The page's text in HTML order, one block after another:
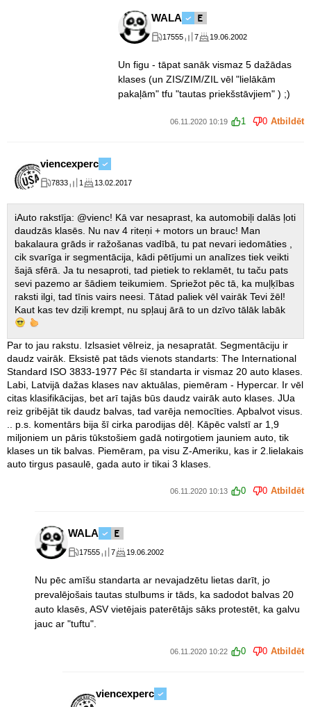
WALA
17555 7 19.06.2002
Un figu - tāpat sanāk vismaz 5 dažādas
klases (un ZIS/ZIM/ZIL vēl "lielākām
pakaļām" tfu "tautas priekšstāvjiem" ) ;)
06.11.2020 10:19 1 0 Atbildēt
viencexperc
7833 1 13.02.2017
iAuto rakstīja: @vienc! Kā var nesaprast, ka automobiļi dalās ļoti
daudzās klasēs. Nu nav 4 riteņi + motors un brauc! Man
bakalaura grāds ir ražošanas vadībā, tu pat nevari iedomāties ,
cik svarīga ir segmentācija, kādi pētījumi un analīzes tiek veikti
šajā sfērā. Ja tu nesaproti, tad pietiek to reklamēt, tu taču pats
sevi pazemo ar šādiem teikumiem. Spriežot pēc tā, ka muļķības
raksti ilgi, tad tīnis vairs neesi. Tātad paliek vēl vairāk Tevi žēl!
Kaut kas tev dziļi krempt, nu spļauj ārā to un dzīvo tālāk labāk
Par to jau rakstu. Izlsasiet vēlreiz, ja nesapratāt. Segmentāciju ir
daudz vairāk. Eksistē pat tāds vienots standarts: The International
Standard ISO 3833-1977 Pēc šī standarta ir vismaz 20 auto klases.
Labi, Latvijā dažas klases nav aktuālas, piemēram - Hypercar. Ir vēl
citas klasifikācijas, bet arī tajās būs daudz vairāk auto klases. JUa
reiz gribējāt tik daudz balvas, tad varēja nemocīties. Apbalvot visus.
.. p.s. komentārs bija šī cirka parodijas dēļ. Kāpēc valstī ar 1,9
miljoniem un pāris tūkstošiem gadā notirgotiem jauniem auto, tik
klases un tik balvas. Piemēram, pa visu Z-Ameriku, kas ir 2.lielakais
auto tirgus pasaulē, gada auto ir tikai 3 klases.
06.11.2020 10:13 0 0 Atbildēt
WALA
17555 7 19.06.2002
Nu pēc amīšu standarta ar nevajadzētu lietas darīt, jo
prevalējošais tautas stulbums ir tāds, ka sadodot balvas 20
auto klasēs, ASV vietējais paterētājs sāks protestēt, ka galvu
jauc ar "tuftu".
06.11.2020 10:22 0 0 Atbildēt
viencexperc